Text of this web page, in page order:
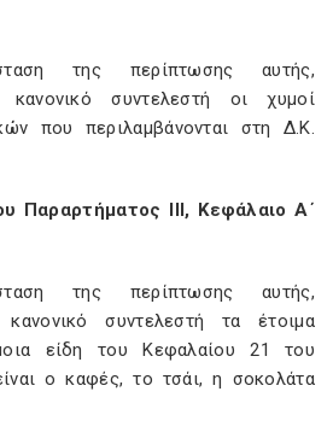
της περίπτωσης αυτής,
κανονικό συντελεστή οι χυμοί
που περιλαμβάνονται στη Δ.Κ.
Παραρτήματος ΙΙΙ, Κεφάλαιο Α΄
της περίπτωσης αυτής,
κανονικό συντελεστή τα έτοιμα
είδη του Κεφαλαίου 21 του
ο καφές, το τσάι, η σοκολάτα